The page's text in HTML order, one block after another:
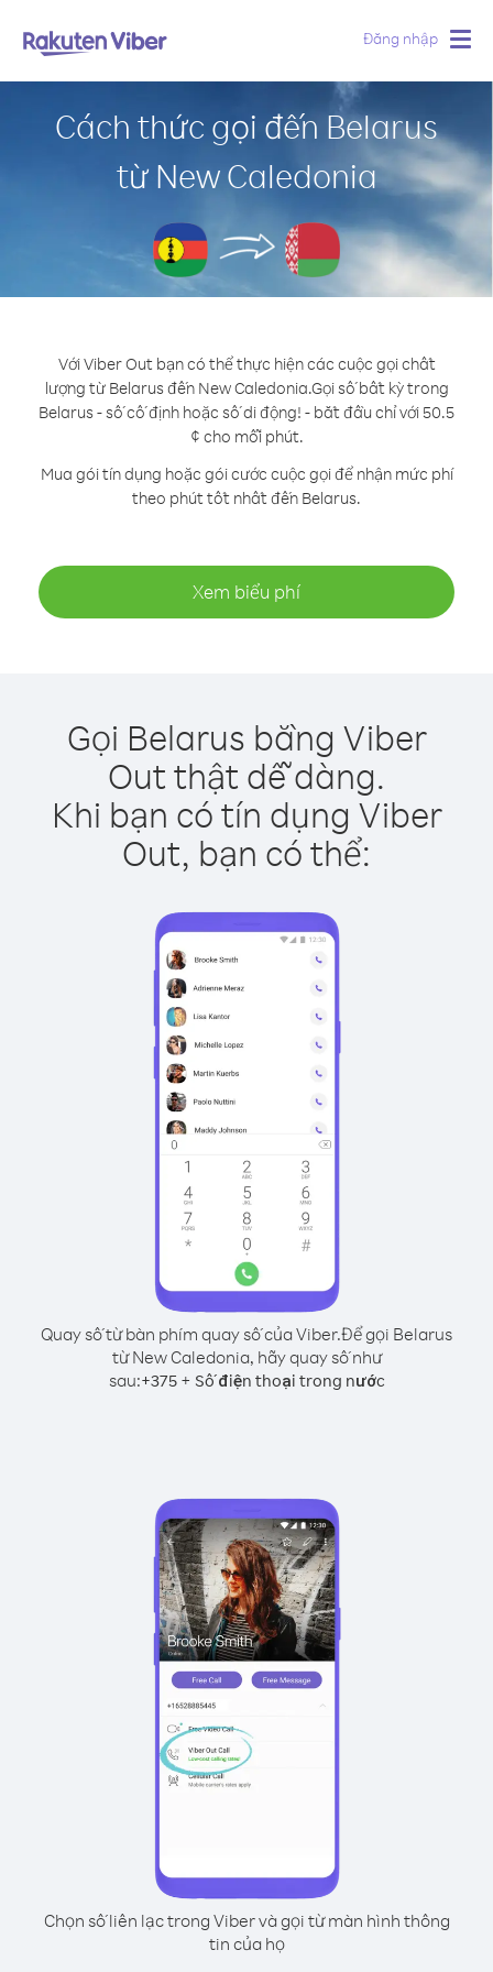
Đăng nhập
Cách thức gọi đến Belarus
từ New Caledonia
Với Viber Out bạn có thể thực hiện các cuộc gọi chất
lượng từ Belarus đến New Caledonia.Gọi số bất kỳ trong
Belarus - số cố định hoặc số di động! - bắt đầu chỉ với 50.5
¢ cho mỗi phút.
Mua gói tín dụng hoặc gói cước cuộc gọi để nhận mức phí
theo phút tốt nhất đến Belarus.
Xem biểu phí
Gọi Belarus bằng Viber
Out thật dễ dàng.
Khi bạn có tín dụng Viber
Out, bạn có thể:
Quay số từ bàn phím quay số của Viber.Để gọi Belarus
từ New Caledonia, hãy quay số như
sau:+375+ Số điện thoại trong nước
Chọn số liên lạc trong Viber và gọi từ màn hình thông
tin của họ